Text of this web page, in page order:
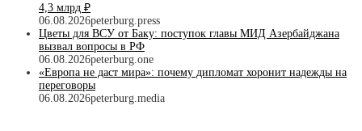
4,3 млрд ₽
06.08.2026peterburg.press
Цветы для ВСУ от Баку: поступок главы МИД Азербайджана
вызвал вопросы в РФ
06.08.2026peterburg.one
«Европа не даст мира»: почему дипломат хоронит надежды на
переговоры
06.08.2026peterburg.media